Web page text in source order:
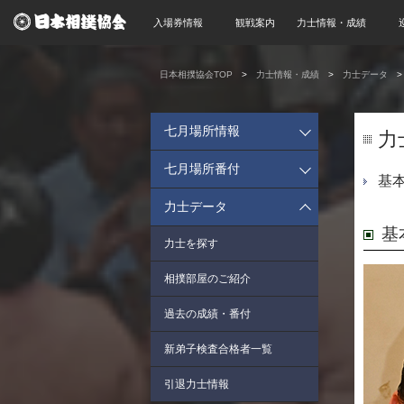
入場券情報 観戦案内 力士情報・成績
日本相撲協会TOP 力士情報・成績 力士データ
力
基
基
七月場所情報
七月場所番付
力士データ
力士を探す
相撲部屋のご紹介
過去の成績・番付
新弟子検査合格者一覧
引退力士情報